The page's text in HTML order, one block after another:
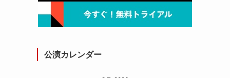
公演カレンダー